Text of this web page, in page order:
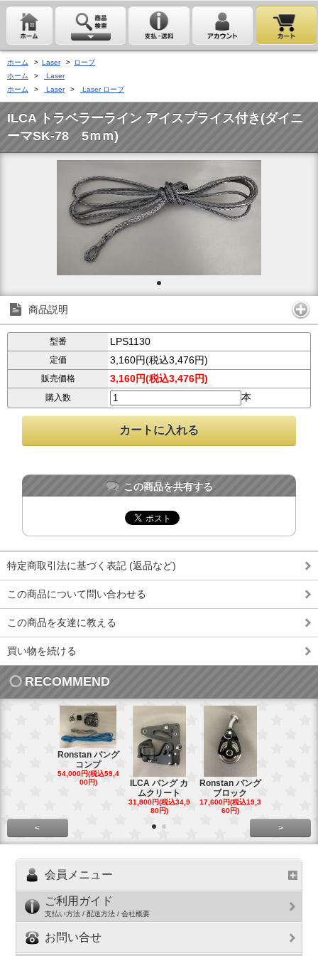
ホーム > Laser > ロープ
ホーム
>
Laser
ホーム
> Laser > Laser ロープ
ILCA トラベラーライン アイスプライス付き(ダイニ
ーマSK-78 5ｍｍ)
商品説明
型番 LPS1130
定価 3,160円(税込3,476円)
販売価格 3,160円(税込3,476円)
購入数 本
この商品を共有する
特定商取引法に基づく表記 (返品など)
この商品について問い合わせる
この商品を友達に教える
買い物を続ける
RECOMMEND
Ronstan バング
コンプ
54,000円(税込59,4
00円)
ILCA バング カ
ムクリート
31,800円(税込34,9
80円)
Ronstan バング
ブロック
17,600円(税込19,3
60円)
< >
会員メニュー
ご利用ガイド
支払い方法 / 配送方法 / 会社概要
お問い合せ